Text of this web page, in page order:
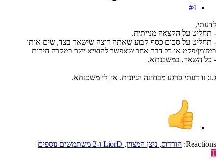
#4
לדעתי,
- תחליט על הקצאה מנייתית.
- תחליט על סכום כסף קבוע שאתה רוצה שישאר בצד, שים אותו
במזומן/פקמ או כל דבר אחר שאפשר להוציא ישר במקרה חירום
- כל השאר, במשכנתא.
ג.נ: זו דעתי כרגע מבחינה הגיונית. אין לי משכנתא.
Reactions: הורדוס, ניצן המצוין,
LiorD ו-2 משתמשים נוספים
T